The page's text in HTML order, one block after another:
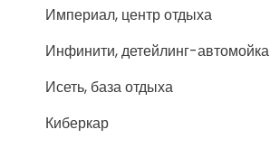
Империал, центр отдыха
Инфинити, детейлинг-автомойка
Исеть, база отдыха
Киберкар